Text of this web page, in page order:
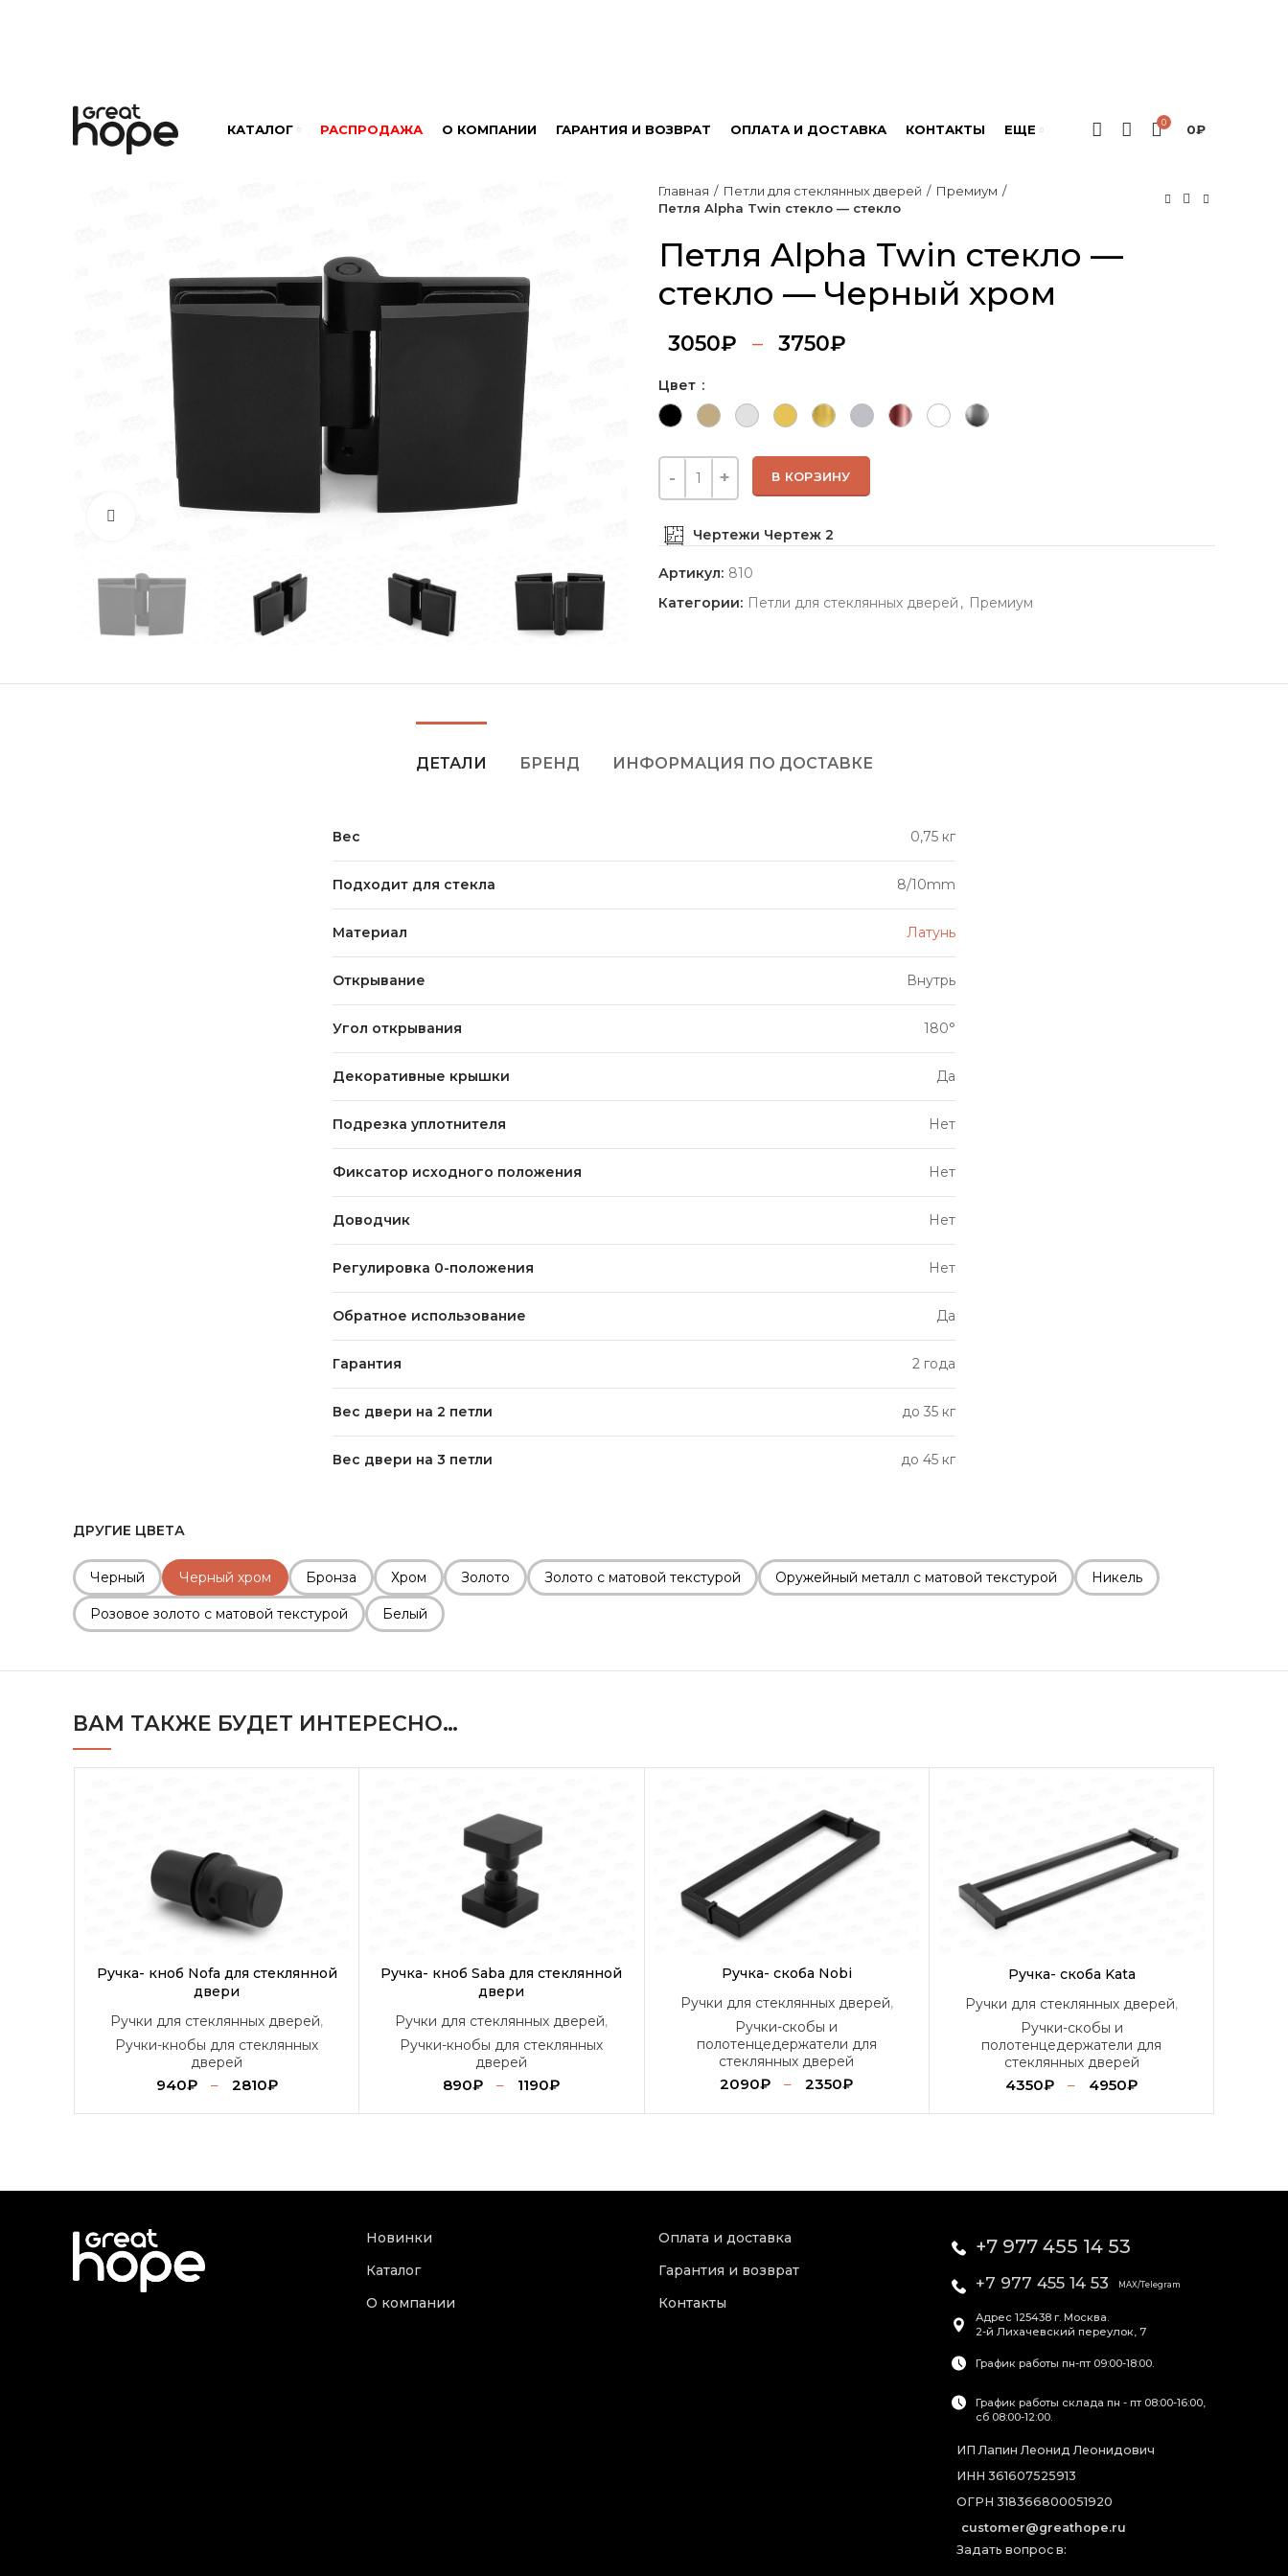
КАТАЛОГ РАСПРОДАЖА О КОМПАНИИ ГАРАНТИЯ И ВОЗВРАТ ОПЛАТА И ДОСТАВКА КОНТАКТЫ ЕЩЕ 0 0₽
Главная Петли для стеклянных дверей
Премиум
Петля Alpha Twin стекло — стекло
Петля Alpha Twin стекло —
стекло — Черный хром
3050₽ – 3750₽
Цвет
В КОРЗИНУ
Чертежи Чертеж 2
Артикул: 810
Категории: Петли для стеклянных дверей , Премиум
ДЕТАЛИ БРЕНД ИНФОРМАЦИЯ ПО ДОСТАВКЕ
Вес 0,75 кг
Подходит для стекла 8/10mm
Материал Латунь
Открывание Внутрь
Угол открывания 180°
Декоративные крышки Да
Подрезка уплотнителя Нет
Фиксатор исходного положения Нет
Доводчик Нет
Регулировка 0-положения Нет
Обратное использование Да
Гарантия 2 года
Вес двери на 2 петли до 35 кг
Вес двери на 3 петли до 45 кг
ДРУГИЕ ЦВЕТА
Черный Черный хром Бронза Хром Золото Золото с матовой текстурой Оружейный металл с матовой текстурой Никель
Розовое золото с матовой текстурой Белый
ВАМ ТАКЖЕ БУДЕТ ИНТЕРЕСНО…
Ручка- кноб Nofa для стеклянной
двери
Ручки для стеклянных дверей,
Ручки-кнобы для стеклянных
дверей
940₽ – 2810₽
Ручка- кноб Saba для стеклянной
двери
Ручки для стеклянных дверей,
Ручки-кнобы для стеклянных
дверей
890₽ – 1190₽
Ручка- скоба Nobi
Ручки для стеклянных дверей,
Ручки-скобы и
полотенцедержатели для
стеклянных дверей
2090₽ – 2350₽
Ручка- скоба Kata
Ручки для стеклянных дверей,
Ручки-скобы и
полотенцедержатели для
стеклянных дверей
4350₽ – 4950₽
Новинки
Каталог
О компании
Оплата и доставка
Гарантия и возврат
Контакты
+7 977 455 14 53
+7 977 455 14 53 MAX/Telegram
Адрес 125438 г. Москва.
2-й Лихачевский переулок, 7
График работы пн-пт 09:00-18:00.
График работы склада пн - пт 08:00-16:00,
сб 08:00-12:00.
ИП Лапин Леонид Леонидович
ИНН 361607525913
ОГРН 318366800051920
customer@greathope.ru
Задать вопрос в: